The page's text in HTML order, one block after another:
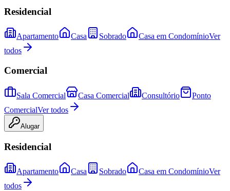
Residencial
Apartamento Casa Sobrado Casa em CondomínioVer
todos
Comercial
Sala Comercial Casa Comercial Consultório
Ponto
ComercialVer todos
Alugar
Residencial
Apartamento Casa Sobrado Casa em CondomínioVer
todos